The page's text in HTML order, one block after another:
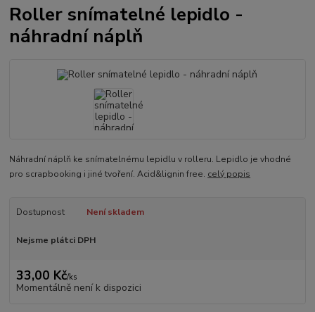
Roller snímatelné lepidlo -
náhradní náplň
Náhradní náplň ke snímatelnému lepidlu v rolleru. Lepidlo je vhodné
pro scrapbooking i jiné tvoření. Acid&lignin free. celý popis
Dostupnost Není skladem
Nejsme plátci DPH
33,00 Kč/ks
Momentálně není k dispozici